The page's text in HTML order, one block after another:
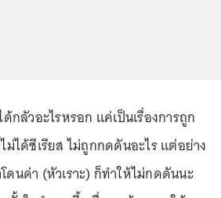
กลัวอะไรหรอก แค่เป็นเรื่องการถูก
ม่ได้ซีเรียส ไม่ถูกกดดันอะไร แต่อย่าง
ดนด่า (หัวเราะ) ก็ทำให้ไม่กดดันนะ